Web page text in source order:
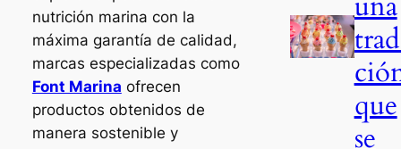
nutrición marina con la
máxima garantía de calidad,
marcas especializadas como
Font Marina ofrecen
productos obtenidos de
manera sostenible y
que
se